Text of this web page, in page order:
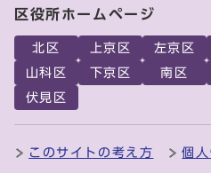
区役所ホームページ
北区 上京区 左京区
山科区
下京区 南区
伏見区
このサイトの考え方 個